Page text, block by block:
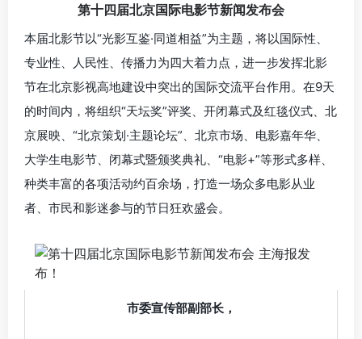
第十四届北京国际电影节新闻发布会
本届北影节以“光影互鉴·同道相益”为主题，将以国际性、
专业性、人民性、传播力为四大着力点，进一步发挥北影
节在北京影视高地建设中突出的国际交流平台作用。在9天
的时间内，将组织“天坛奖”评奖、开闭幕式及红毯仪式、北
京展映、“北京策划·主题论坛”、北京市场、电影嘉年华、
大学生电影节、闭幕式暨颁奖典礼、“电影+”等形式多样、
种类丰富的各项活动约百余场，打造一场众多电影从业
者、市民和影迷参与的节日狂欢盛会。
市委宣传部副部长，